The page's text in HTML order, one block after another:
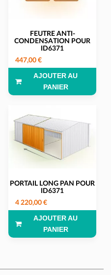
FEUTRE ANTI-
CONDENSATION POUR
ID6371
447,00 €
AJOUTER AU
PANIER
PORTAIL LONG PAN POUR
ID6371
4 220,00 €
AJOUTER AU
PANIER